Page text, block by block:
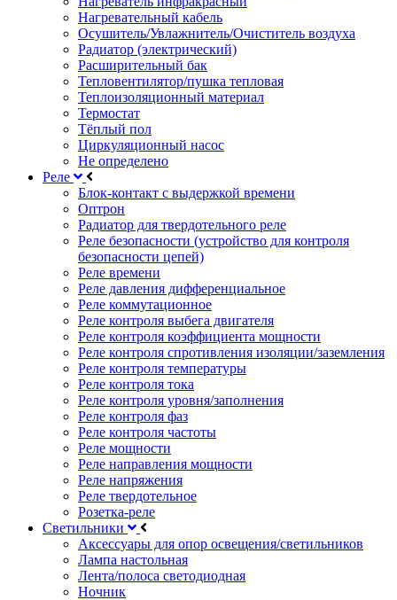
Нагревательный кабель
Осушитель/Увлажнитель/Очиститель воздуха
Радиатор (электрический)
Расширительный бак
Тепловентилятор/пушка тепловая
Теплоизоляционный материал
Термостат
Тёплый пол
Циркуляционный насос
Не определено
Реле
Блок-контакт с выдержкой времени
Оптрон
Радиатор для твердотельного реле
Реле безопасности (устройство для контроля
безопасности цепей)
Реле времени
Реле давления дифференциальное
Реле коммутационное
Реле контроля выбега двигателя
Реле контроля коэффициента мощности
Реле контроля спротивления изоляции/заземления
Реле контроля температуры
Реле контроля тока
Реле контроля уровня/заполнения
Реле контроля фаз
Реле контроля частоты
Реле мощности
Реле направления мощности
Реле напряжения
Реле твердотельное
Розетка-реле
Светильники
Аксессуары для опор освещения/светильников
Лампа настольная
Лента/полоса светодиодная
Ночник